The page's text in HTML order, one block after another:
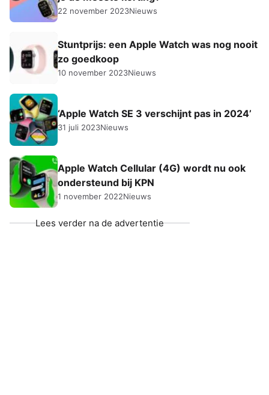
22 november 2023Nieuws
Stuntprijs: een Apple Watch was nog nooit
zo goedkoop
10 november 2023Nieuws
‘Apple Watch SE 3 verschijnt pas in 2024’
31 juli 2023Nieuws
Apple Watch Cellular (4G) wordt nu ook
ondersteund bij KPN
1 november 2022Nieuws
Lees verder na de advertentie